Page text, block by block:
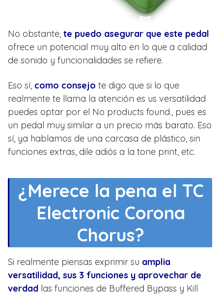
No obstante, te puedo asegurar que este pedal
ofrece un potencial muy alto en lo que a calidad
de sonido y funcionalidades se refiere.
Eso sí, como consejo te digo que si lo que
realmente te llama la atención es us versatilidad
puedes optar por el No products found., pues es
un pedal muy similar a un precio más barato. Eso
sí, ya hablamos de una carcasa de plástico, sin
funciones extras, dile adiós a la tone print, etc.
¿Merece la pena el TC
Electronic Corona
Chorus?
Si realmente piensas exprimir su amplia
versatilidad, sus 3 funciones y aprovechar de
verdad las funciones de Buffered Bypass y Kill